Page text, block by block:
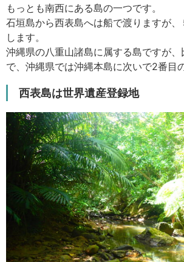
もっとも南西にある島の一つです。
石垣島から西表島へは船で渡りますが
します。
沖縄県の八重山諸島に属する島ですが
で、沖縄県では沖縄本島に次いで2番目
西表島は世界遺産登録地